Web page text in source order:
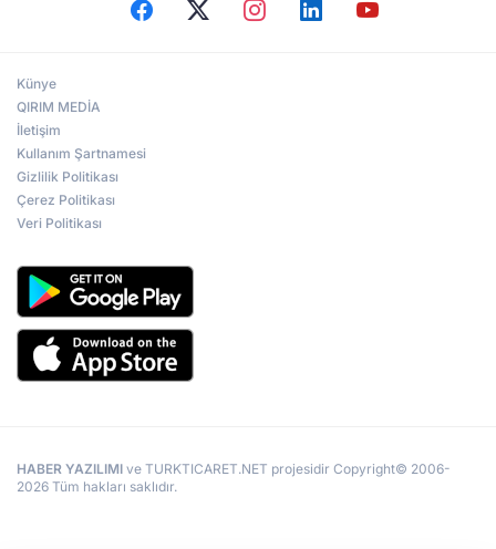
Künye
QIRIM MEDİA
İletişim
Kullanım Şartnamesi
Gizlilik Politikası
Çerez Politikası
Veri Politikası
HABER YAZILIMI ve TURKTICARET.NET projesidir Copyright© 2006-
2026 Tüm hakları saklıdır.